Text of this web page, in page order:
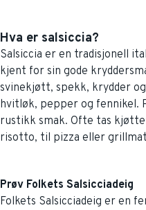
Hva er salsiccia?
Salsiccia er en tradisjonell
kjent for sin gode
svinekjøtt, spekk, krydder
hvitløk, pepper og fennikel.
rustikk smak. Ofte tas
risotto, til pizza eller
Prøv Folkets Salsicciadeig
Folkets Salsicciadeig er en